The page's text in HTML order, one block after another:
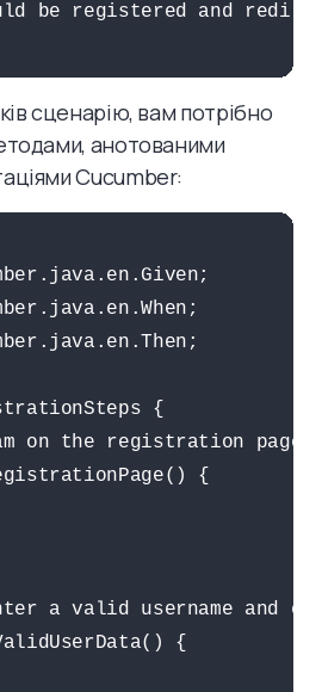
be registered and
сценарію, вам потрібно
анотованими
Cucumber:
{
on the registration
{
a valid username and
{